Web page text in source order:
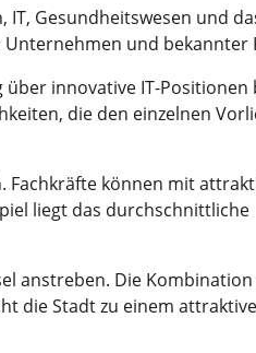
Gesundheitswesen und
und bekannter
innovative IT-Positionen
die den einzelnen
Fachkräfte können mit
liegt das durchschnittliche
anstreben. Die
die Stadt zu einem